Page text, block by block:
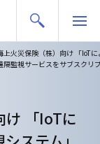
上火災保険（株）向け 「IoT
隔監視サービスをサブスクリ
け 「IoTに